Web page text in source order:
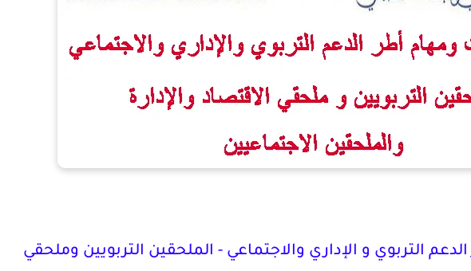
التربوي و الإداري والاجتماعي - الملحقين التربويين وملحقي